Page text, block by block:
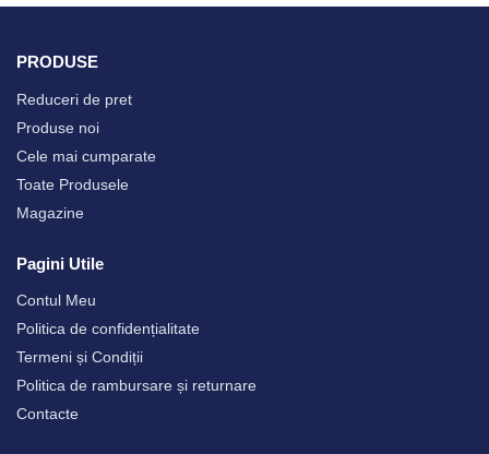
PRODUSE
Reduceri de pret
Produse noi
Cele mai cumparate
Toate Produsele
Magazine
Pagini Utile
Contul Meu
Politica de confidențialitate
Termeni și Condiții
Politica de rambursare și returnare
Contacte